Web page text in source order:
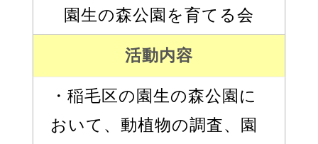
園生の森公園を育てる会
活動内容
・稲毛区の園生の森公園に
おいて、動植物の調査、園